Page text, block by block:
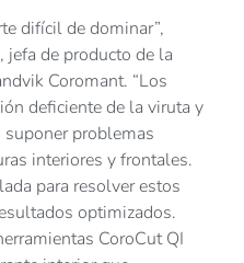
difícil de dominar”,
jefa de producto de la
Coromant. “Los
deficiente de la viruta y
problemas
interiores y frontales.
para resolver estos
optimizados.
CoroCut QI